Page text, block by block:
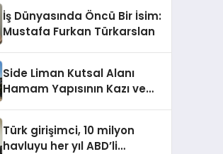
İş Dünyasında Öncü Bir İsim:
Mustafa Furkan Türkarslan
Side Liman Kutsal Alanı
Hamam Yapısının Kazı ve
Katkılarıyla Tamamlandı
Türk girişimci, 10 milyon
havluyu her yıl ABD’li